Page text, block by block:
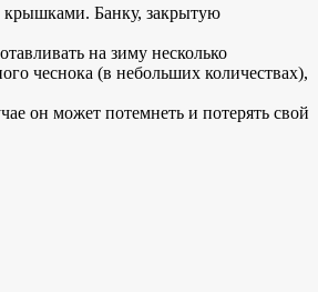
крышками. Банку, закрытую
на зиму несколько
чеснока (в небольших количествах),
он может потемнеть и потерять свой